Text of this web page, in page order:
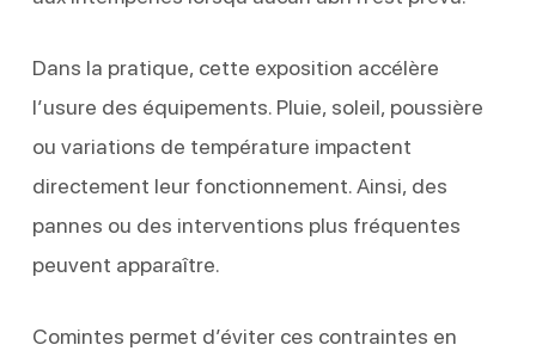
Dans la pratique, cette exposition accélère
l’usure des équipements. Pluie, soleil, poussière
ou variations de température impactent
directement leur fonctionnement. Ainsi, des
pannes ou des interventions plus fréquentes
peuvent apparaître.
Comintes permet d’éviter ces contraintes en